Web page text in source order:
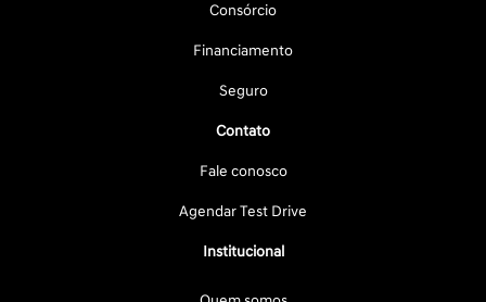
Consórcio
Financiamento
Seguro
Contato
Fale conosco
Agendar Test Drive
Institucional